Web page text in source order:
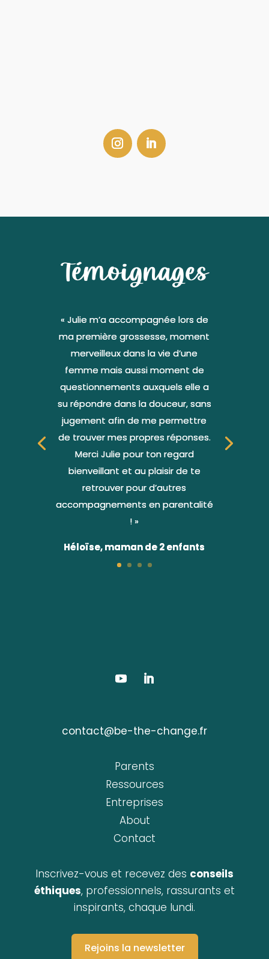
Témoignages
« Julie m’a accompagnée lors de
ma première grossesse, moment
merveilleux dans la vie d’une
femme mais aussi moment de
questionnements auxquels elle a
su répondre dans la douceur, sans
jugement afin de me permettre
de trouver mes propres réponses.
Merci Julie pour ton regard
bienveillant et au plaisir de te
retrouver pour d’autres
accompagnements en parentalité
! »
Héloïse, maman de 2 enfants
contact@be-the-change.fr
Parents
Ressources
Entreprises
About
Contact
Inscrivez-vous et recevez des conseils
éthiques, professionnels, rassurants et
inspirants, chaque lundi.
Rejoins la newsletter